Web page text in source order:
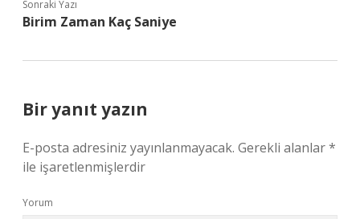
Sonraki Yazı
Birim Zaman Kaç Saniye
Bir yanıt yazın
E-posta adresiniz yayınlanmayacak. Gerekli alanlar*
ile işaretlenmişlerdir
Yorum